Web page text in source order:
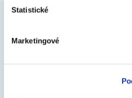
Statistické
Marketingové
Tričko s potiskem, lze